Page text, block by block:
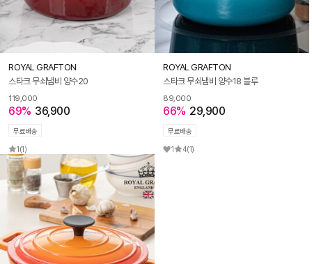
ROYAL GRAFTON
스타크 무쇠냄비 양수20
119,000
69% 36,900
무료배송
1(1)
ROYAL GRAFTON
스타크 무쇠냄비 양수18 블루
89,000
66% 29,900
무료배송
1 4(1)